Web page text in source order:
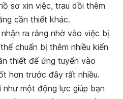
sơ xin việc, trau dồi thêm
cần thiết khác.
ra rằng nhờ vào việc bị
chuẩn bị thêm nhiều kiến
thiết để ứng tuyển vào
hơn trước đây rất nhiều.
một động lực giúp bạn